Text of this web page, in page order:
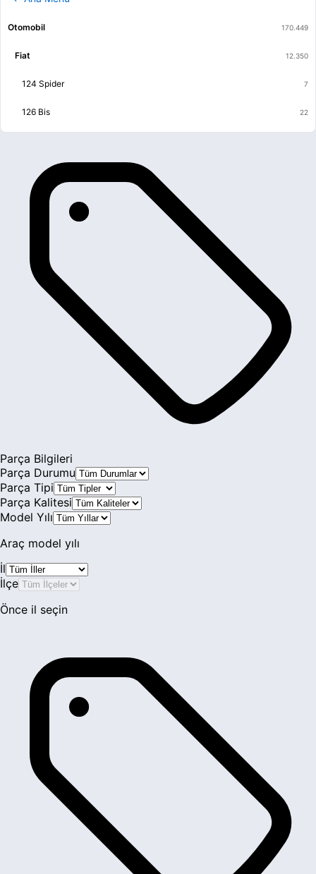
Otomobil
Fiat
124 Spider
126 Bis
Albea
Brava
Coupe
Palio
Panda
Siena
Stilo
Ulysse
Parça Bilgileri
Parça Durumu
Parça Tipi
Parça Kalitesi
Model Yılı
Araç model yılı
İl
İlçe
Önce il seçin